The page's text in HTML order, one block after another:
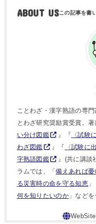
ABOUT US
ことわざ・漢字熟語の専
とわざ研究奨励賞受賞。著
い分け図鑑
』『 〈試験
わざ図鑑
』『
〈試験に
字熟語図鑑
』(共に講談
ラムでは、「備えあれば
る災害時の命を守る知恵」
何を知りたいのか」などを